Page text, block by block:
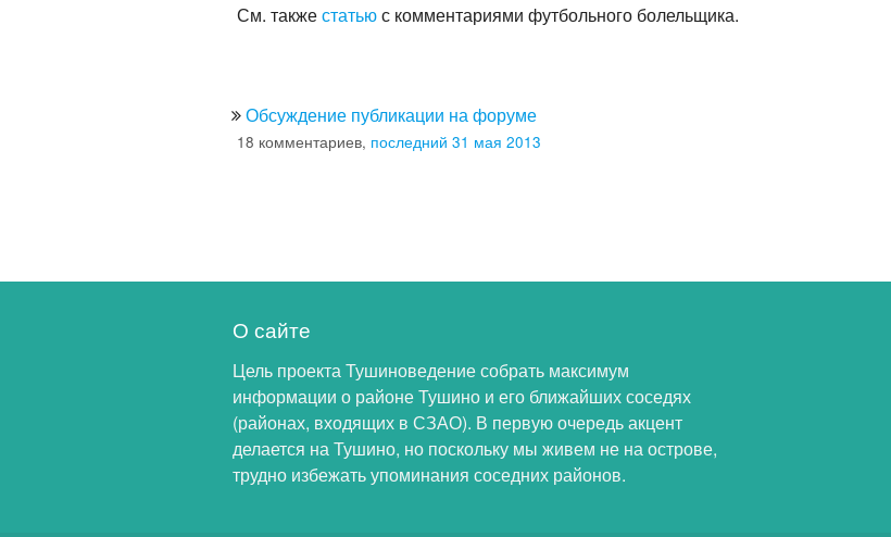
См. такжестатьюс комментариями футбольного болельщика.
Обсуждение публикации на форуме
18 комментариев, последний 31 мая 2013
О сайте
Цель проекта Тушиноведение собрать максимум
информации о районе Тушино и его ближайших соседях
(районах, входящих в СЗАО). В первую очередь акцент
делается на Тушино, но поскольку мы живем не на острове,
трудно избежать упоминания соседних районов.